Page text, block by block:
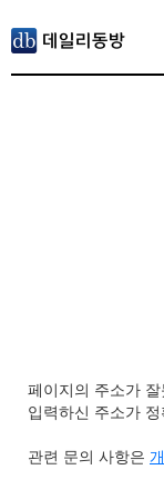
페이지의 주소가
입력하신 주소가
관련 문의 사항은